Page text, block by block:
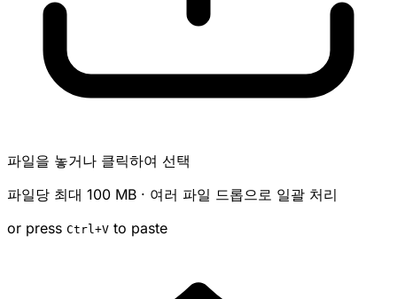
파일을 놓거나 클릭하여 선택
파일당 최대 100 MB · 여러 파일 드롭으로 일괄 처리
or press Ctrl +V to paste